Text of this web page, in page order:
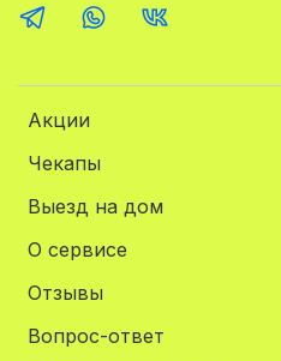
Акции
Чекапы
Выезд на дом
О сервисе
Отзывы
Вопрос-ответ